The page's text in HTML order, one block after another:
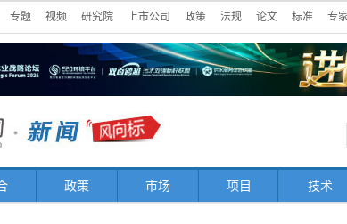
专题 视频 研究院 上市公司 政策 法规 论文 标准 专
政策 市场 项目 技术